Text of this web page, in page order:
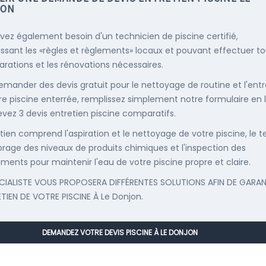
également besoin d'un technicien de piscine certifié,
les «règles et règlements» locaux et pouvant effectuer
et les rénovations nécessaires.
des devis gratuit pour le nettoyage de routine et
piscine enterrée, remplissez simplement notre formulaire en
3 devis entretien piscine comparatifs.
comprend l'aspiration et le nettoyage de votre piscine, le
des niveaux de produits chimiques et l'inspection des
pour maintenir l'eau de votre piscine propre et claire.
VOUS PROPOSERA DIFFÉRENTES SOLUTIONS AFIN DE
DE VOTRE PISCINE À Le Donjon.
DEMANDEZ VOTRE DEVIS PISCINE À LE DONJON